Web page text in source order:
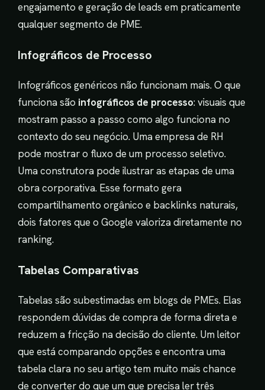
engajamento e geração de leads em praticamente
qualquer segmento de PME.
Infográficos de Processo
Infográficos genéricos não funcionam mais. O que
funciona são infográficos de processo: visuais que
mostram passo a passo como algo funciona no
contexto do seu negócio. Uma empresa de RH
pode mostrar o fluxo de um processo seletivo.
Uma construtora pode ilustrar as etapas de uma
obra corporativa. Esse formato gera
compartilhamento orgânico e backlinks naturais,
dois fatores que o Google valoriza diretamente no
ranking.
Tabelas Comparativas
Tabelas são subestimadas em blogs de PMEs. Elas
respondem dúvidas de compra de forma direta e
reduzem a fricção na decisão do cliente. Um leitor
que está comparando opções e encontra uma
tabela clara no seu artigo tem muito mais chance
de converter do que um que precisa ler três